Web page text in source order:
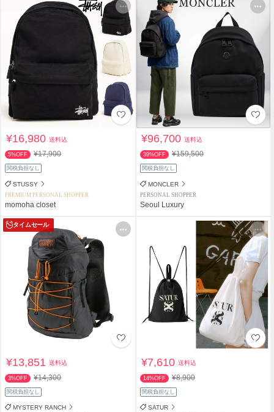
¥16,980送料込
5%OFF ¥17,900
関税負担なし
STUSSY
PREMIUM PERSONAL SHOPPER
momoha closet
¥96,700送料込
39%OFF ¥159,500
関税負担なし
MONCLER
PERSONAL SHOPPER
Seoul Luxury
タイムセール
¥13,851送料込
3%OFF ¥14,300
関税負担なし
MYSTERY RANCH
¥7,610送料込
14%OFF ¥8,900
関税負担なし
SATUR